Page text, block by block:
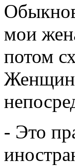
мои
потом
- Это